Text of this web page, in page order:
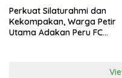
Perkuat Silaturahmi dan
Kekompakan, Warga Petir
Utama Adakan Peru FC